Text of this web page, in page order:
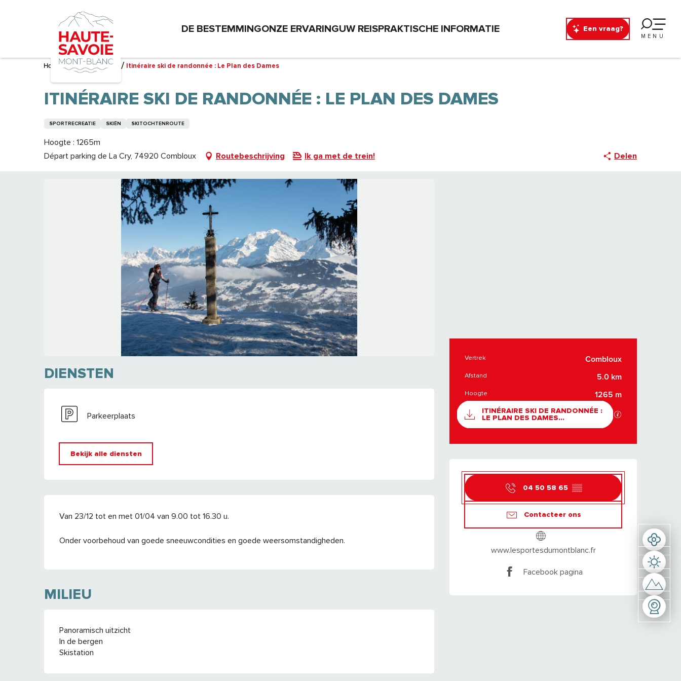
Een vraag?
MENU
DE BESTEMMINGONZE ERVARINGUW REISPRAKTISCHE INFORMATIE
Home – Ik bereid me voor Itinéraire ski de randonnée : Le Plan des Dames
ITINÉRAIRE SKI DE RANDONNÉE : LE PLAN DES DAMES
SPORTRECREATIE SKIËN SKITOCHTENROUTE
Hoogte : 1265m
Départ parking de La Cry, 74920 Combloux
Routebeschrijving Ik ga met de trein! Delen
PRAKTISCHE
Vertrek Combloux
Afstand 5.0 km
Hoogte 1265 m
DOCUMENTATIE
ITINÉRAIRE SKI DE RANDONNÉE :
LE PLAN DES DAMES...
Met GPX / KML-
OPENINGSTIJDEN
04 50 58 65 ▒▒
Contacteer ons
www.lesportesdumontblanc.fr
Facebook pagina
DIENSTEN
Parkeerplaats
Bekijk alle diensten
Van 23/12 tot en met 01/04 van 9.00 tot 16.30 u.
Onder voorbehoud van goede sneeuwcondities en goede weersomstandigheden.
MILIEU
Panoramisch uitzicht
In de bergen
Skistation